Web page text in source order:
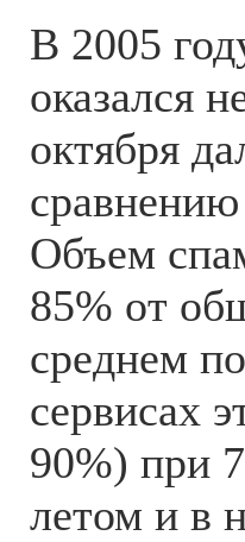
В 2005
оказался
октября
сравнению
Объем
85% от
среднем
сервисах
90%) при
летом и в